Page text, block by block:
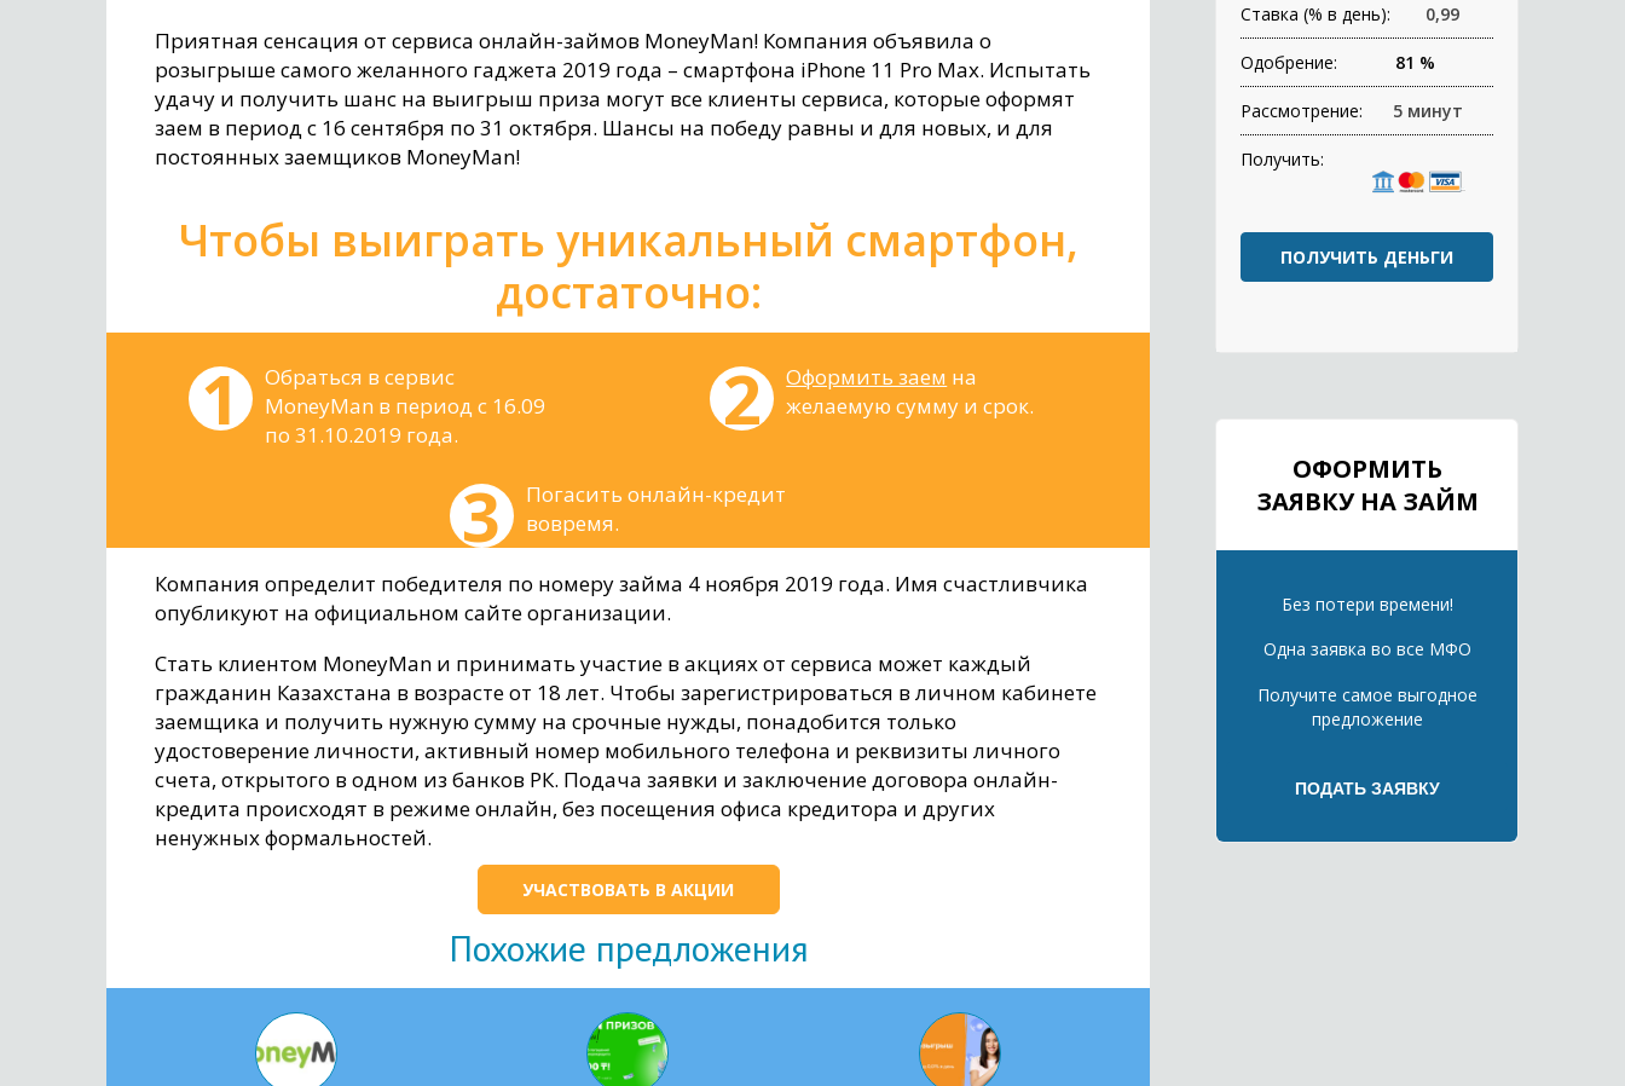
Приятная сенсация от сервиса онлайн-займов MoneyMan! Компания объявила о
розыгрыше самого желанного гаджета 2019 года – смартфона iPhone 11 Pro Max. Испытать
удачу и получить шанс на выигрыш приза могут все клиенты сервиса, которые оформят
заем в период с 16 сентября по 31 октября. Шансы на победу равны и для новых, и для
постоянных заемщиков MoneyMan!
Чтобы выиграть уникальный смартфон,
достаточно:
Обраться в сервис
MoneyMan в период с 16.09
по 31.10.2019 года.
Оформить заем на
желаемую сумму и срок.
Погасить онлайн-кредит
вовремя.
Компания определит победителя по номеру займа 4 ноября 2019 года. Имя счастливчика
опубликуют на официальном сайте организации.
Стать клиентом MoneyMan и принимать участие в акциях от сервиса может каждый
гражданин Казахстана в возрасте от 18 лет. Чтобы зарегистрироваться в личном кабинете
заемщика и получить нужную сумму на срочные нужды, понадобится только
удостоверение личности, активный номер мобильного телефона и реквизиты личного
счета, открытого в одном из банков РК. Подача заявки и заключение договора онлайн-
кредита происходят в режиме онлайн, без посещения офиса кредитора и других
ненужных формальностей.
УЧАСТВОВАТЬ В АКЦИИ
Похожие предложения
Ставка (% в день): 0,99
Одобрение: 81 %
Рассмотрение: 5 минут
Получить:
ПОЛУЧИТЬ ДЕНЬГИ
ОФОРМИТЬ
ЗАЯВКУ НА ЗАЙМ
Без потери времени!
Одна заявка во все МФО
Получите самое выгодное
предложение